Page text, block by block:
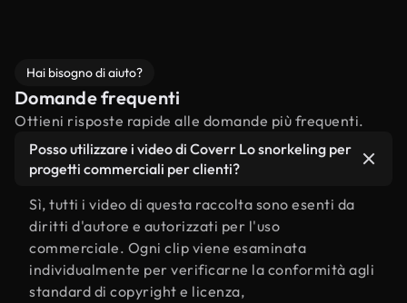
Hai bisogno di aiuto?
Domande frequenti
Ottieni risposte rapide alle domande più frequenti.
Posso utilizzare i video di Coverr Lo snorkeling per
progetti commerciali per clienti?
Sì, tutti i video di questa raccolta sono esenti da
diritti d'autore e autorizzati per l'uso
commerciale. Ogni clip viene esaminata
individualmente per verificarne la conformità agli
standard di copyright e licenza,